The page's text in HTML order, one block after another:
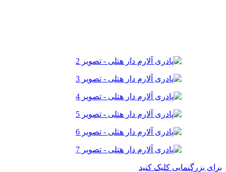
برای بزرگنمایی کلیک کنید